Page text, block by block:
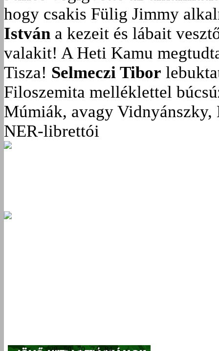
hogy csakis Fülig Jimmy
István a kezeit és lábait
valakit! A Heti Kamu
Tisza! Selmeczi Tibor
Filoszemita melléklettel
Múmiák, avagy Vidnyánszky,
NER-librettói